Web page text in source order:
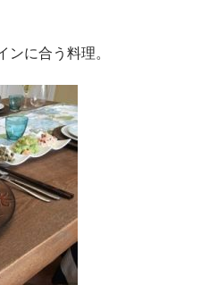
に合う料理。